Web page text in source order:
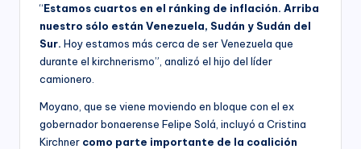
“Estamos cuartos en el ránking de inflación. Arriba
nuestro sólo están Venezuela, Sudán y Sudán del
Sur. Hoy estamos más cerca de ser Venezuela que
durante el kirchnerismo”, analizó el hijo del líder
camionero.
Moyano, que se viene moviendo en bloque con el ex
gobernador bonaerense Felipe Solá, incluyó a Cristina
Kirchner como parte importante de la coalición